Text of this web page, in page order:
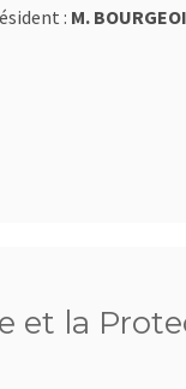
: M.
et la